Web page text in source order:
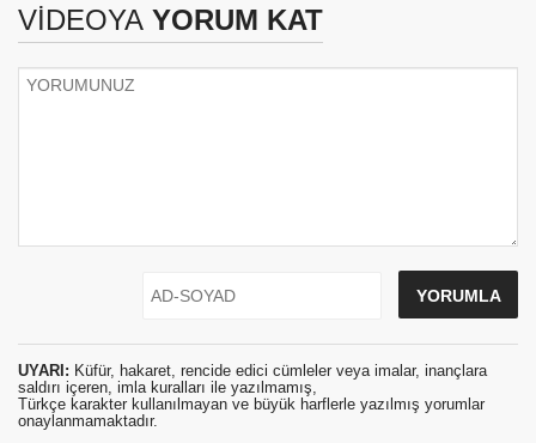
VİDEOYA YORUM KAT
UYARI: Küfür, hakaret, rencide edici cümleler veya imalar, inançlara
saldırı içeren, imla kuralları ile yazılmamış,
Türkçe karakter kullanılmayan ve büyük harflerle yazılmış yorumlar
onaylanmamaktadır.